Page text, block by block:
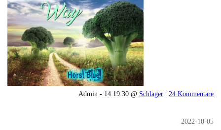
Admin - 14:19:30 @ Schlager | 24 Kommentare
2022-10-05